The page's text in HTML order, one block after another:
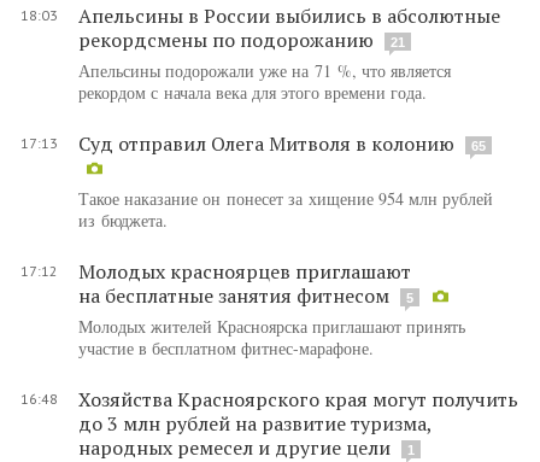
18:03
Апельсины в России выбились в абсолютные
рекордсмены по подорожанию
21
Апельсины подорожали уже на 71 %, что является
рекордом с начала века для этого времени года.
17:13 Суд отправил Олега Митволя в колонию 65
Такое наказание он понесет за хищение 954 млн рублей
из бюджета.
17:12
Молодых красноярцев приглашают
на бесплатные занятия фитнесом
5
Молодых жителей Красноярска приглашают принять
участие в бесплатном фитнес-марафоне.
16:48
Хозяйства Красноярского края могут получить
до 3 млн рублей на развитие туризма,
народных ремесел и другие цели
1